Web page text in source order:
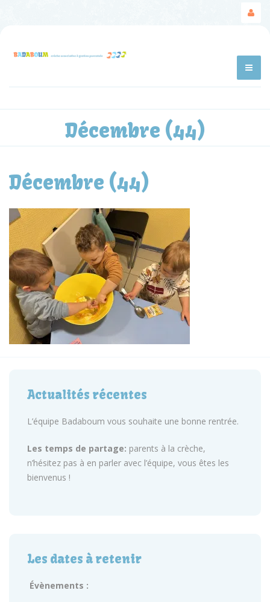
Décembre (44)
Décembre (44)
Actualités récentes
L’équipe Badaboum vous souhaite une bonne rentrée.
Les temps de partage: parents à la crèche,
n’hésitez pas à en parler avec l’équipe, vous êtes les
bienvenus !
Les dates à retenir
Évènements :